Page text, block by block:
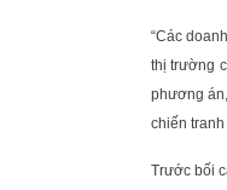
“Các
thị trường
phương
chiến
Trước bối